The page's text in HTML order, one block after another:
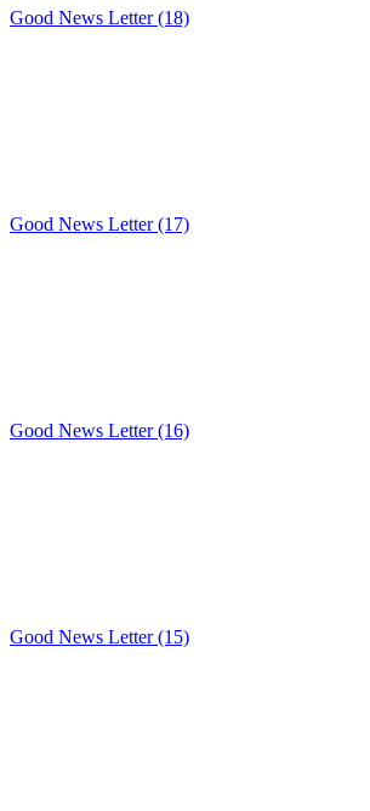
Good News Letter (18)
Good News Letter (17)
Good News Letter (16)
Good News Letter (15)